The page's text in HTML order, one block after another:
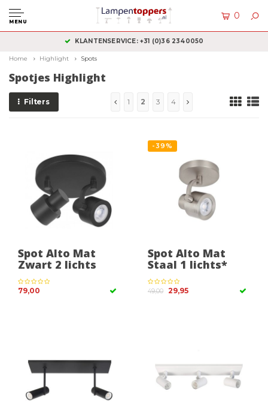
MENU
0
KLANTENSERVICE: +31 (0)36 2340050
Home Highlight Spots
Spotjes Highlight
Filters 1 2 3 4
Spot Alto Mat
Zwart 2 lichts
79,00
-39%
Spot Alto Mat
Staal 1 lichts*
49,00 29,95